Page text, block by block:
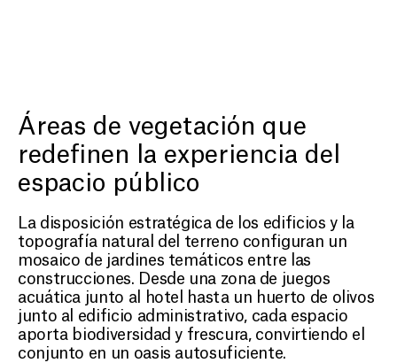
Áreas de vegetación que
redefinen la experiencia del
espacio público
La disposición estratégica de los edificios y la
topografía natural del terreno configuran un
mosaico de jardines temáticos entre las
construcciones. Desde una zona de juegos
acuática junto al hotel hasta un huerto de olivos
junto al edificio administrativo, cada espacio
aporta biodiversidad y frescura, convirtiendo el
conjunto en un oasis autosuficiente.